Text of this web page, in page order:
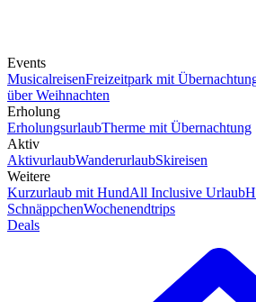
Events
MusicalreisenFreizeitpark mit
über Weihnachten
Erholung
ErholungsurlaubTherme mit Übernachtung
Aktiv
AktivurlaubWanderurlaubSkireisen
Weitere
Kurzurlaub mit HundAll Inclusive Urlaub
SchnäppchenWochenendtrips
Deals